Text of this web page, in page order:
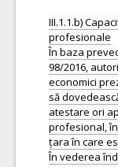
III.1.1.b)
profesionale
În baza
98/2016,
economici
să
atestare ori
profesional,
țara în care
În vederea